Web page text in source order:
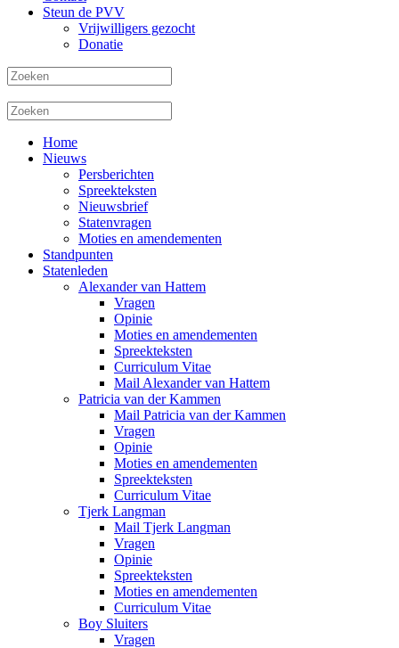
Steun de PVV
Vrijwilligers gezocht
Donatie
Home
Nieuws
Persberichten
Spreekteksten
Nieuwsbrief
Statenvragen
Moties en amendementen
Standpunten
Statenleden
Alexander van Hattem
Vragen
Opinie
Moties en amendementen
Spreekteksten
Curriculum Vitae
Mail Alexander van Hattem
Patricia van der Kammen
Mail Patricia van der Kammen
Vragen
Opinie
Moties en amendementen
Spreekteksten
Curriculum Vitae
Tjerk Langman
Mail Tjerk Langman
Vragen
Opinie
Spreekteksten
Moties en amendementen
Curriculum Vitae
Boy Sluiters
Vragen